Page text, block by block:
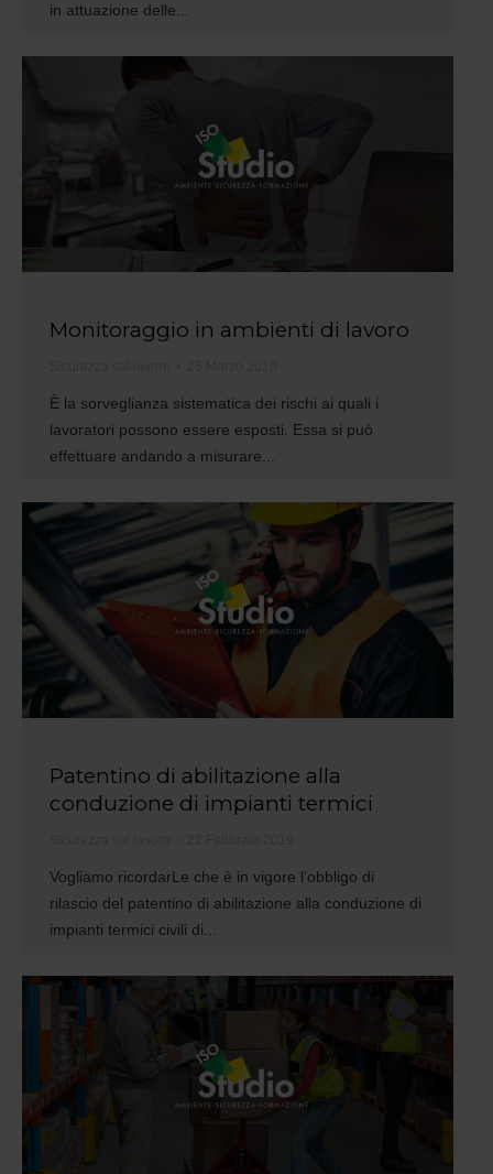
in attuazione delle...
Monitoraggio in ambienti di lavoro
È la sorveglianza sistematica dei rischi ai quali i
lavoratori possono essere esposti. Essa si può
effettuare andando a misurare...
Patentino di abilitazione alla
conduzione di impianti termici
Vogliamo ricordarLe che è in vigore l’obbligo di
rilascio del patentino di abilitazione alla conduzione di
impianti termici civili di...